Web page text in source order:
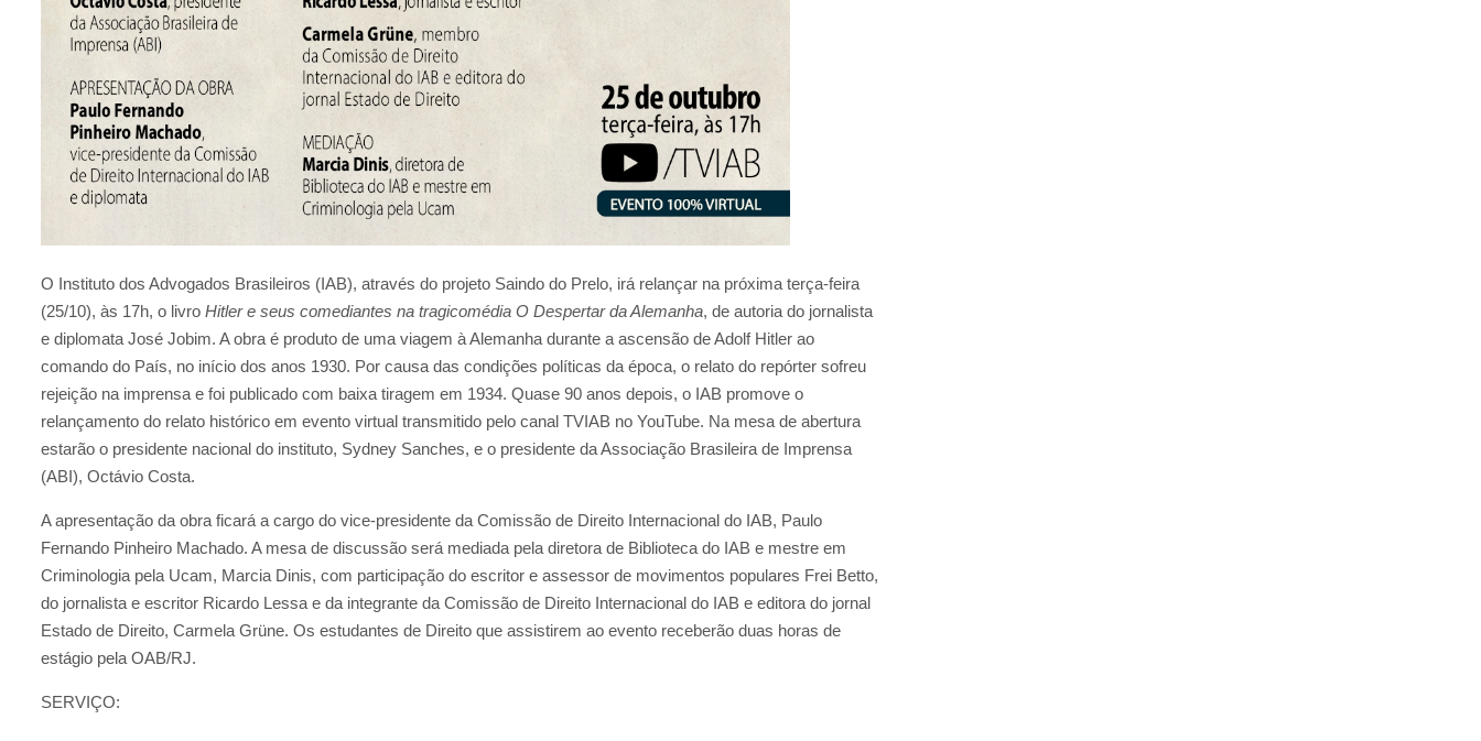
O Instituto dos Advogados Brasileiros (IAB), através do projeto Saindo do Prelo, irá relançar na próxima terça-feira
(25/10), às 17h, o livro Hitler e seus comediantes na tragicomédia O Despertar da Alemanha, de autoria do jornalista
e diplomata José Jobim. A obra é produto de uma viagem à Alemanha durante a ascensão de Adolf Hitler ao
comando do País, no início dos anos 1930. Por causa das condições políticas da época, o relato do repórter sofreu
rejeição na imprensa e foi publicado com baixa tiragem em 1934. Quase 90 anos depois, o IAB promove o
relançamento do relato histórico em evento virtual transmitido pelo canal TVIAB no YouTube. Na mesa de abertura
estarão o presidente nacional do instituto, Sydney Sanches, e o presidente da Associação Brasileira de Imprensa
(ABI), Octávio Costa.
A apresentação da obra ficará a cargo do vice-presidente da Comissão de Direito Internacional do IAB, Paulo
Fernando Pinheiro Machado. A mesa de discussão será mediada pela diretora de Biblioteca do IAB e mestre em
Criminologia pela Ucam, Marcia Dinis, com participação do escritor e assessor de movimentos populares Frei Betto,
do jornalista e escritor Ricardo Lessa e da integrante da Comissão de Direito Internacional do IAB e editora do jornal
Estado de Direito, Carmela Grüne. Os estudantes de Direito que assistirem ao evento receberão duas horas de
estágio pela OAB/RJ.
SERVIÇO: